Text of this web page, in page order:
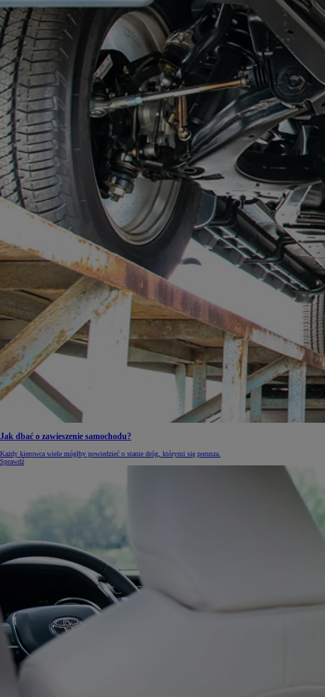
Od105 300 zł
Corolla Hatchback
Jak dbać o zawieszenie samochodu?
Każdy kierowca wiele mógłby powiedzieć o stanie dróg, którymi się porusza.
Sprawdź